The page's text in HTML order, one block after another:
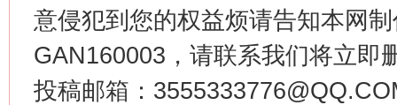
意侵犯到您的权益烦请告知本网
GAN160003，请联系我们将立即
投稿邮箱：